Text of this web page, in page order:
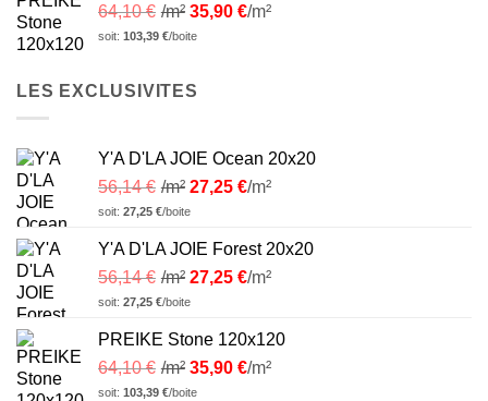
64,10€ /m² 35,90 €/m²
soit: 103,39 €/boite
LES EXCLUSIVITES
Y'A D'LA JOIE Ocean 20x20
56,14€ /m² 27,25 €/m²
soit: 27,25 €/boite
Y'A D'LA JOIE Forest 20x20
56,14€ /m² 27,25 €/m²
soit: 27,25 €/boite
PREIKE Stone 120x120
64,10€ /m² 35,90 €/m²
soit: 103,39 €/boite